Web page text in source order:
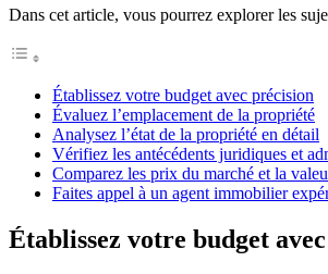
Dans cet article, vous pourrez explorer les
Établissez votre budget avec précision
Évaluez l’emplacement de la propriété
Analysez l’état de la propriété en détail
Vérifiez les antécédents juridiques et
Comparez les prix du marché et la
Faites appel à un agent immobilier
Établissez votre budget